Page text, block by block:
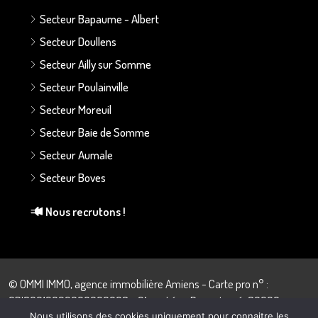
Secteur Bapaume - Albert
Secteur Doullens
Secteur Ailly sur Somme
Secteur Poulainville
Secteur Moreuil
Secteur Baie de Somme
Secteur Aumale
Secteur Boves
Nous recrutons !
© OMMI IMMO, agence immobilière Amiens - Carte pro n° :
CPI80012022000000008 - 21 rue Léon Dupontreué, 80000